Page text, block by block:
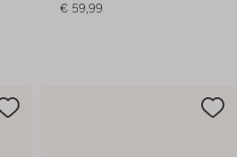
€ 59,99